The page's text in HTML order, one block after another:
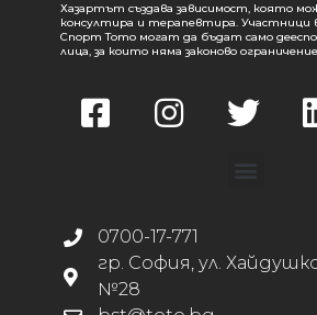
Хазартът създава зависимост, която
консултира и терапевтира. Участници
Спорт Тото могат да бъдат само
лица, за които няма законово
0700-17-771
гр. София, ул.
№28